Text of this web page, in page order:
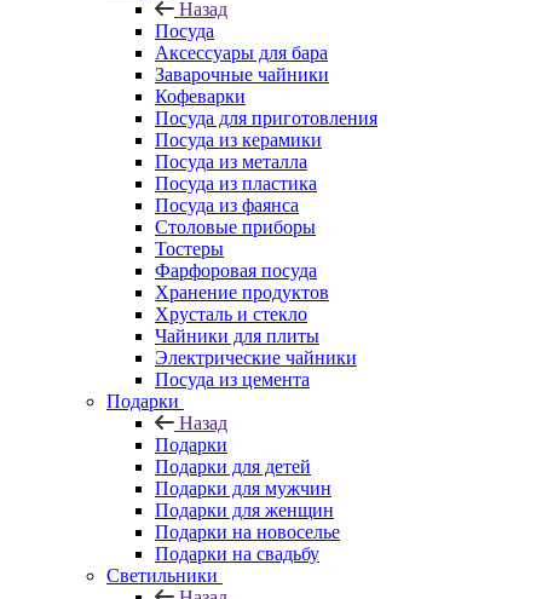
Назад
Посуда
Аксессуары для бара
Заварочные чайники
Кофеварки
Посуда для приготовления
Посуда из керамики
Посуда из металла
Посуда из пластика
Посуда из фаянса
Столовые приборы
Тостеры
Фарфоровая посуда
Хранение продуктов
Хрусталь и стекло
Чайники для плиты
Электрические чайники
Посуда из цемента
Подарки
Назад
Подарки
Подарки для детей
Подарки для мужчин
Подарки для женщин
Подарки на новоселье
Подарки на свадьбу
Светильники